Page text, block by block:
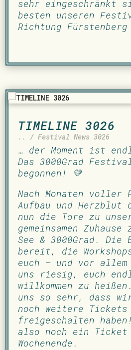
sehr eingeschränkt
besten unseren
Richtung
TIMELINE 3026
.. / Festival News 3026
… der Moment ist
Das 3000Grad
begonnen! 💛
Nach Monaten voller
Aufbau und Herzblut
nun die Tore zu
gemeinsamen Zuhause
See & 3000Grad. Die
bereit, die
euch – und vor
uns riesig, euch
willkommen zu
uns so sehr, dass
noch weitere Tickets
freigeschalten
also noch ein
Wochenende.